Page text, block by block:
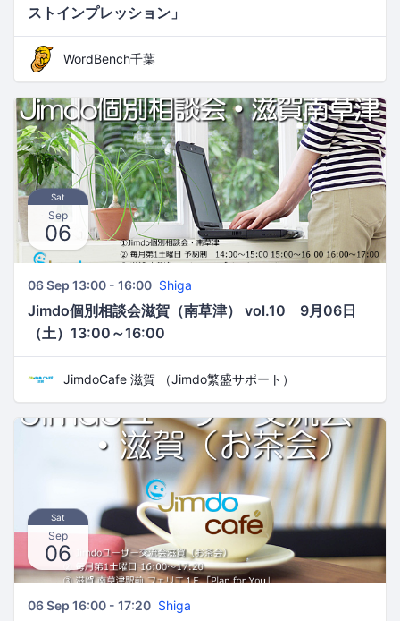
ストインプレッション」
WordBench千葉
Sat
Sep
06
06 Sep 13:00 - 16:00 Shiga
Jimdo個別相談会滋賀（南草津） vol.10 9月06日
（土）13:00～16:00
JimdoCafe 滋賀 （Jimdo繁盛サポート）
Sat
Sep
06
06 Sep 16:00 - 17:20 Shiga